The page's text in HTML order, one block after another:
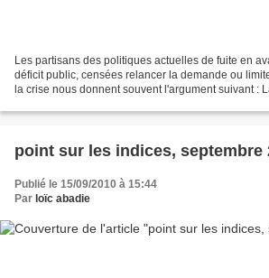
Les partisans des politiques actuelles de fuite en
déficit public, censées relancer la demande ou
la crise nous donnent souvent l'argument suivant :
point sur les indices, septembre
Publié le 15/09/2010 à 15:44
Par loïc abadie